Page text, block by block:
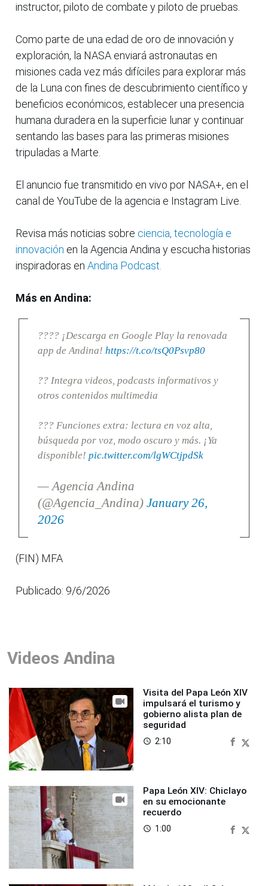
instructor, piloto de combate y piloto de pruebas.
Como parte de una edad de oro de innovación y
exploración, la NASA enviará astronautas en
misiones cada vez más difíciles para explorar más
de la Luna con fines de descubrimiento científico y
beneficios económicos, establecer una presencia
humana duradera en la superficie lunar y continuar
sentando las bases para las primeras misiones
tripuladas a Marte.
El anuncio fue transmitido en vivo por NASA+, en el
canal de YouTube de la agencia e Instagram Live.
Revisa más noticias sobre ciencia, tecnología e
innovación en la Agencia Andina y escucha historias
inspiradoras en Andina Podcast.
Más en Andina:
???? ¡Descarga en Google Play la renovada
app de Andina! https://t.co/tsQ0Psvp80
?? Integra videos, podcasts informativos y
otros contenidos multimedia
??? Funciones extra: lectura en voz alta,
búsqueda por voz, modo oscuro y más. ¡Ya
disponible! pic.twitter.com/lgWCtjpdSk
— Agencia Andina
(@Agencia_Andina) January 26,
2026
(FIN) MFA
Publicado: 9/6/2026
Videos Andina
Visita del Papa León XIV
impulsará el turismo y
gobierno alista plan de
seguridad
access_time 2:10
Papa León XIV: Chiclayo
en su emocionante
recuerdo
access_time 1:00